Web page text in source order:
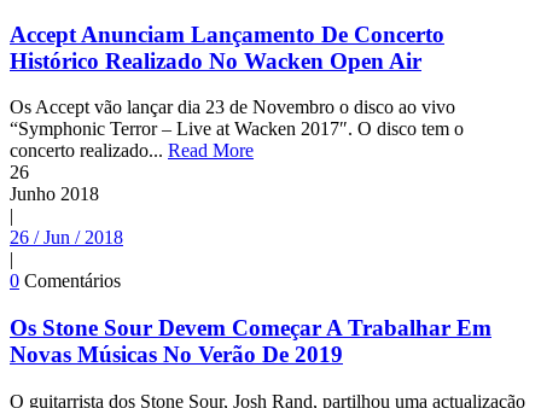
Accept Anunciam Lançamento De Concerto
Histórico Realizado No Wacken Open Air
Os Accept vão lançar dia 23 de Novembro o disco ao vivo
“Symphonic Terror – Live at Wacken 2017″. O disco tem o
concerto realizado... Read More
26
Junho 2018
|
26 / Jun / 2018
|
0 Comentários
Os Stone Sour Devem Começar A Trabalhar Em
Novas Músicas No Verão De 2019
O guitarrista dos Stone Sour, Josh Rand, partilhou uma actualização